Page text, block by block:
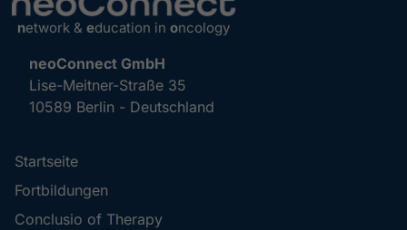
network & education in oncology
neoConnect GmbH
Lise-Meitner-Straße 35
10589 Berlin - Deutschland
Startseite
Fortbildungen
Conclusio of Therapy